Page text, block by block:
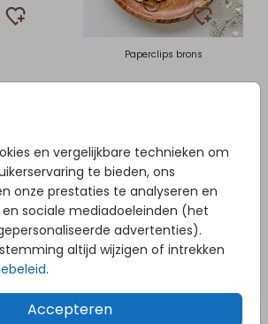
en vergelijkbare technieken om
te bieden, ons
onze prestaties te analyseren en
sociale mediadoeleinden (het
advertenties).
altijd wijzigen of intrekken
.
Accepteren
Paperclips brons